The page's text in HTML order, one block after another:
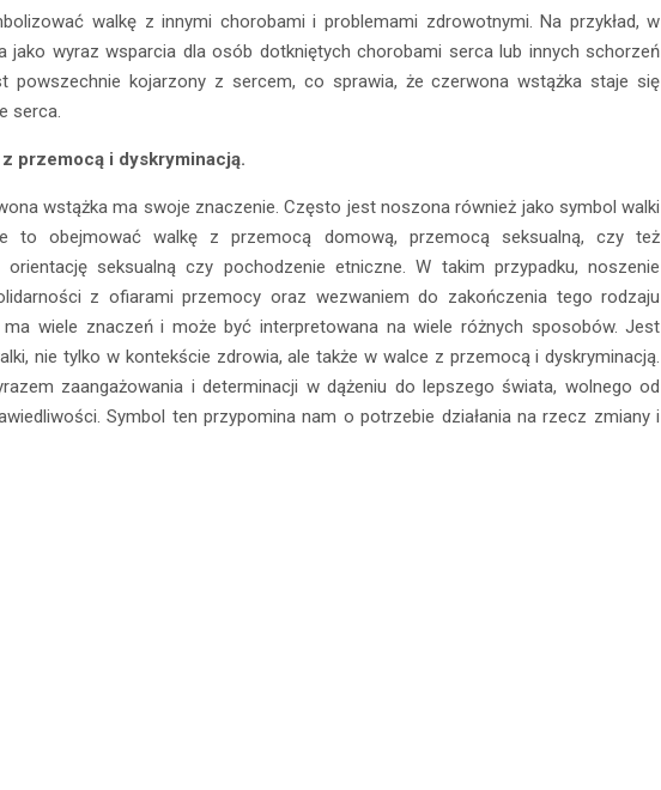
walkę z innymi chorobami i problemami zdrowotnymi. Na przykład, w
jako wyraz wsparcia dla osób dotkniętych chorobami serca lub innych schorzeń
powszechnie kojarzony z sercem, co sprawia, że czerwona wstążka staje się
serca.
przemocą i dyskryminacją.
wstążka ma swoje znaczenie. Często jest noszona również jako symbol walki
to obejmować walkę z przemocą domową, przemocą seksualną, czy też
seksualną czy pochodzenie etniczne. W takim przypadku, noszenie
z ofiarami przemocy oraz wezwaniem do zakończenia tego rodzaju
wiele znaczeń i może być interpretowana na wiele różnych sposobów. Jest
nie tylko w kontekście zdrowia, ale także w walce z przemocą i dyskryminacją.
zaangażowania i determinacji w dążeniu do lepszego świata, wolnego od
Symbol ten przypomina nam o potrzebie działania na rzecz zmiany i